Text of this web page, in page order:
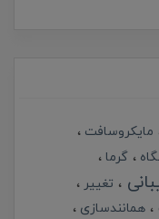
مایکروسافت
گرما
تغییر
همانندسازی